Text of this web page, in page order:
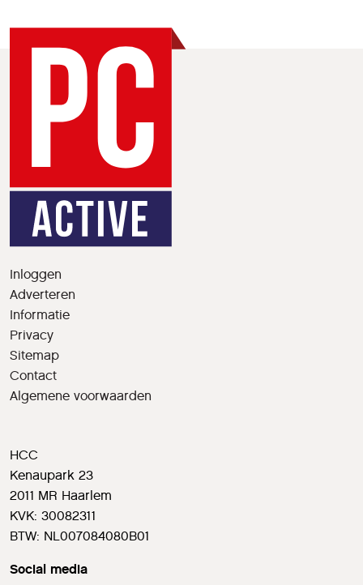
Inloggen
Adverteren
Informatie
Privacy
Sitemap
Contact
Algemene voorwaarden
HCC
Kenaupark 23
2011 MR Haarlem
KVK: 30082311
BTW: NL007084080B01
Social media